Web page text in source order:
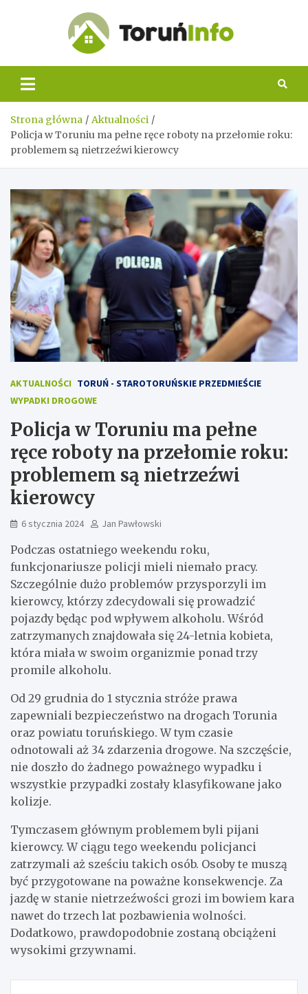
Info
Strona główna
Aktualności
Policja w Toruniu ma pełne ręce roboty na przełomie roku:
problemem są nietrzeźwi kierowcy
AKTUALNOŚCI TORUŃ - STAROTORUŃSKIE PRZEDMIEŚCIE
WYPADKI DROGOWE
Policja w Toruniu ma pełne
ręce roboty na przełomie roku:
problemem są nietrzeźwi
kierowcy
6 stycznia 2024 Jan Pawłowski
Podczas ostatniego weekendu roku,
funkcjonariusze policji mieli niemało pracy.
Szczególnie dużo problemów przysporzyli im
kierowcy, którzy zdecydowali się prowadzić
pojazdy będąc pod wpływem alkoholu. Wśród
zatrzymanych znajdowała się 24-letnia kobieta,
która miała w swoim organizmie ponad trzy
promile alkoholu.
Od 29 grudnia do 1 stycznia stróże prawa
zapewniali bezpieczeństwo na drogach Torunia
oraz powiatu toruńskiego. W tym czasie
odnotowali aż 34 zdarzenia drogowe. Na szczęście,
nie doszło do żadnego poważnego wypadku i
wszystkie przypadki zostały klasyfikowane jako
kolizje.
Tymczasem głównym problemem byli pijani
kierowcy. W ciągu tego weekendu policjanci
zatrzymali aż sześciu takich osób. Osoby te muszą
być przygotowane na poważne konsekwencje. Za
jazdę w stanie nietrzeźwości grozi im bowiem kara
nawet do trzech lat pozbawienia wolności.
Dodatkowo, prawdopodobnie zostaną obciążeni
wysokimi grzywnami.